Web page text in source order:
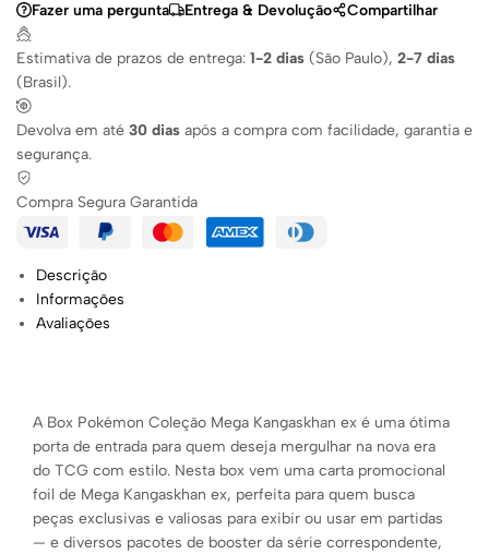
Fazer uma pergunta
Entrega & Devolução Compartilhar
Estimativa de prazos de entrega: 1-2 dias (São Paulo), 2-7 dias
(Brasil).
Devolva em até 30 dias após a compra com facilidade, garantia e
segurança.
Compra Segura Garantida
Descrição
Informações
Avaliações
A Box Pokémon Coleção Mega Kangaskhan ex é uma ótima
porta de entrada para quem deseja mergulhar na nova era
do TCG com estilo. Nesta box vem uma carta promocional
foil de Mega Kangaskhan ex, perfeita para quem busca
peças exclusivas e valiosas para exibir ou usar em partidas
— e diversos pacotes de booster da série correspondente,